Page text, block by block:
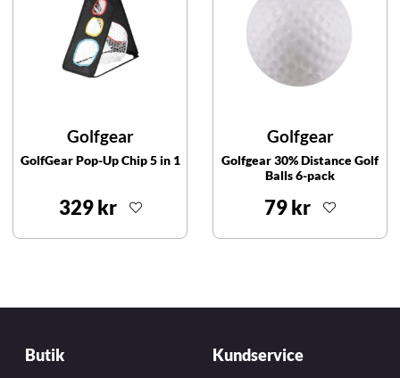
Golfgear
GolfGear Pop-Up Chip 5 in 1
329 kr
Golfgear
Golfgear 30% Distance Golf
Balls 6-pack
79 kr
Butik Kundservice